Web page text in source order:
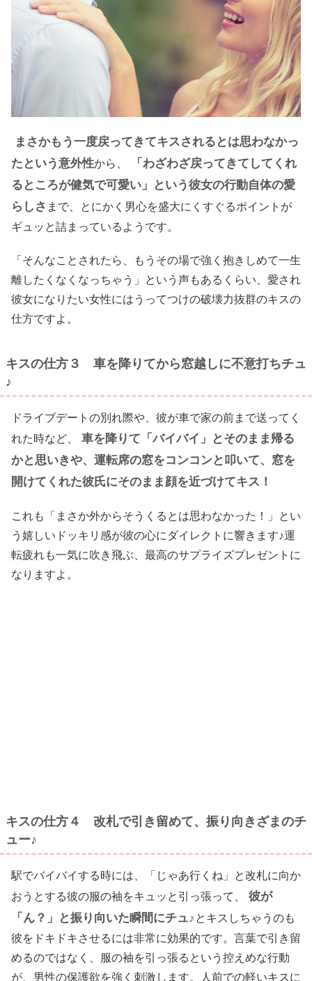
まさかもう一度戻ってきてキスされるとは思わなかっ
たという意外性から、
「わざわざ戻ってきてしてくれ
るところが健気で可愛い」という彼女の行動自体の愛
らしさ まで、とにかく男心を盛大にくすぐるポイントが
ギュッと詰まっているようです。
「そんなことされたら、もうその場で強く抱きしめて一生
離したくなくなっちゃう」という声もあるくらい、愛され
彼女になりたい女性にはうってつけの破壊力抜群のキスの
仕方ですよ。
キスの仕方３ 車を降りてから窓越しに不意打ちチュ
♪
ドライブデートの別れ際や、彼が車で家の前まで送ってく
れた時など、
車を降りて「バイバイ」とそのまま帰る
かと思いきや、運転席の窓をコンコンと叩いて、窓を
開けてくれた彼氏にそのまま顔を近づけてキス！
これも「まさか外からそうくるとは思わなかった！」とい
う嬉しいドッキリ感が彼の心にダイレクトに響きます♪運
転疲れも一気に吹き飛ぶ、最高のサプライズプレゼントに
なりますよ。
キスの仕方４ 改札で引き留めて、振り向きざまのチ
ュー♪
駅でバイバイする時には、「じゃあ行くね」と改札に向か
おうとする彼の服の袖をキュッと引っ張って、
彼が
「ん？」と振り向いた瞬間にチュ♪ とキスしちゃうのも
彼をドキドキさせるには非常に効果的です。言葉で引き留
めるのではなく、服の袖を引っ張るという控えめな行動
が、男性の保護欲を強く刺激します。人前での軽いキスに